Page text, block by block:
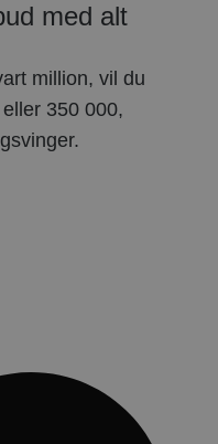
med alt
million, vil du
350 000,